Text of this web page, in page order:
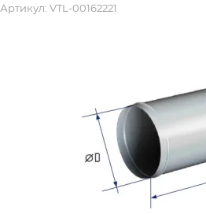
Артикул: VTL-00162221